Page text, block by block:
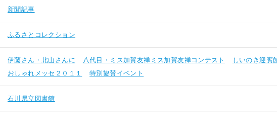
新聞記事
ふるさとコレクション
伊藤さん・北山さんに 八代目・ミス加賀友禅ミス加賀友禅コンテスト しいのき迎賓
おしゃれメッセ２０１１
特別協賛イベント
石川県立図書館